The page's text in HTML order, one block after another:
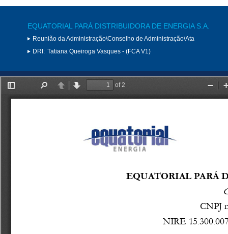
EQUATORIAL PARÁ DISTRIBUIDORA DE ENERGIA S.A.
Reunião da Administração\Conselho de Administração\Ata
DRI: Tatiana Queiroga Vasques - (FCA V1)